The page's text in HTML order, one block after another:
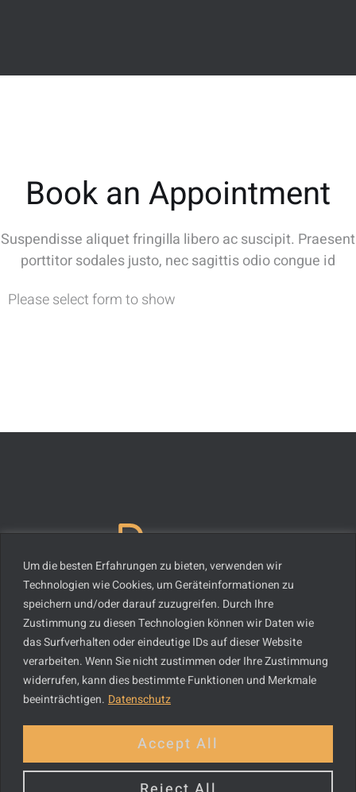
Um die besten Erfahrungen zu bieten, verwenden wir
Technologien wie Cookies, um Geräteinformationen zu
speichern und/oder darauf zuzugreifen. Durch Ihre
Zustimmung zu diesen Technologien können wir Daten wie
das Surfverhalten oder eindeutige IDs auf dieser Website
verarbeiten. Wenn Sie nicht zustimmen oder Ihre Zustimmung
widerrufen, kann dies bestimmte Funktionen und Merkmale
beeinträchtigen. Datenschutz
Accept All
Book an Appointment
Suspendisse aliquet fringilla libero ac suscipit. Praesent
porttitor sodales justo, nec sagittis odio congue id
Please select form to show
Mo – Fr : 09:00 – 19:00
Sa : 09:00 – 18:00
Copyright © 2025